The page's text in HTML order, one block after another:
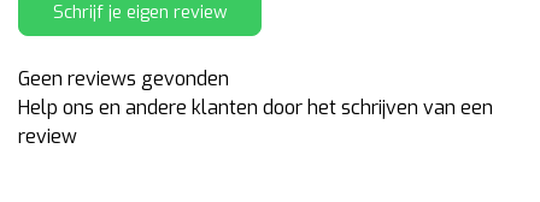
Schrijf je eigen review
Geen reviews gevonden
Help ons en andere klanten door het schrijven van een
review